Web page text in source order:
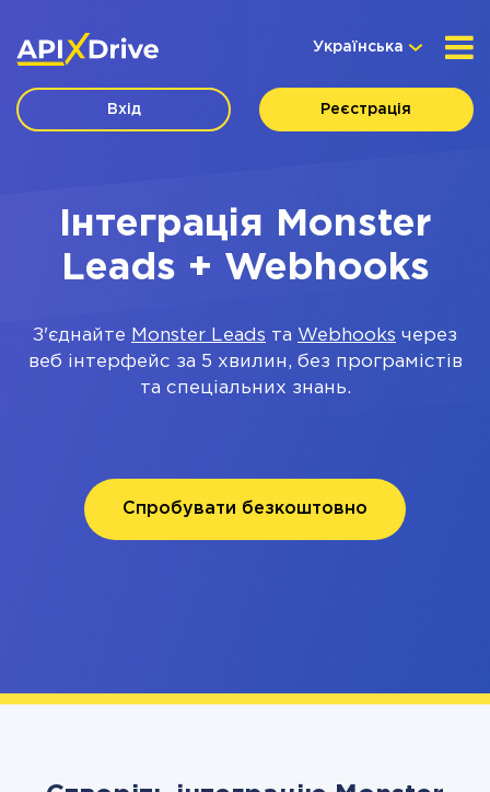
Українська
Вхід Реєстрація
Інтеграція Monster
Leads + Webhooks
З'єднайте Monster Leads та Webhooks через
веб інтерфейс за 5 хвилин, без програмістів
та спеціальних знань.
Спробувати безкоштовно